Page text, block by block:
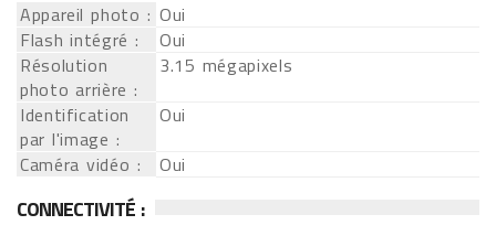
Appareil photo : Oui
Flash intégré :
Oui
Résolution
photo arrière :
3.15 mégapixels
Identification
par l'image :
Oui
Caméra vidéo :
Oui
CONNECTIVITÉ :